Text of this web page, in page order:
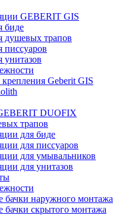
GEBERIT GIS
биде
душевых трапов
писсуаров
унитазов
Geberit GIS
DUOFIX
трапов
для биде
для писсуаров
для умывальников
для унитазов
наружного монтажа
скрытого монтажа